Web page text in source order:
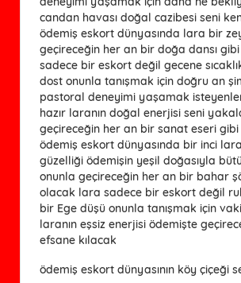
candan havası doğal cazibesi seni
ödemiş eskort dünyasında lara bir
geçireceğin her an bir doğa dansı
sadece bir eskort değil gecene
dost onunla tanışmak için doğru an
pastoral deneyimi yaşamak
hazır laranın doğal enerjisi seni
geçireceğin her an bir sanat eseri
ödemiş eskort dünyasında bir inci
güzelliği ödemişin yeşil doğasıyla
onunla geçireceğin her an bir bahar
olacak lara sadece bir eskort değil
bir Ege düşü onunla tanışmak için
laranın eşsiz enerjisi ödemişte
efsane kılacak
ödemiş eskort dünyasının köy çiçeği